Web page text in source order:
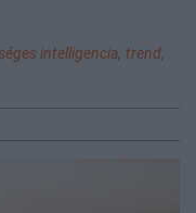
intelligencia, trend,